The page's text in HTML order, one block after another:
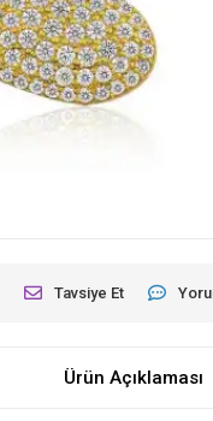
Tavsiye Et
Ürün Açıklaması